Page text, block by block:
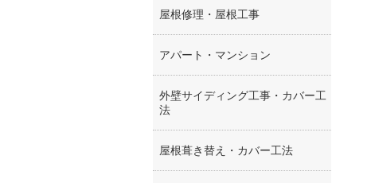
屋根修理・屋根工事
アパート・マンション
外壁サイディング工事・カバー工
法
屋根葺き替え・カバー工法